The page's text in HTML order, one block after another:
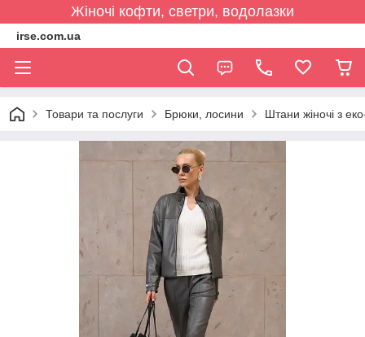
Жіночі кофти, светри, водолазки
irse.com.ua
Товари та послуги Брюки, лосини Штани жіночі з